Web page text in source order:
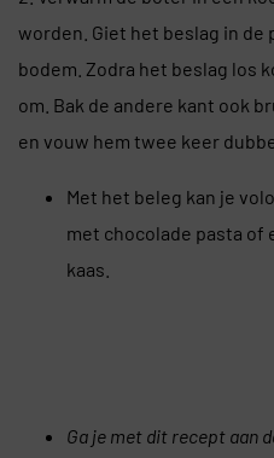
worden. Giet het beslag in de
bodem. Zodra het beslag los
om. Bak de andere kant ook
en vouw hem twee keer
Met het beleg kan je
met chocolade pasta of
kaas.
Ga je met dit recept aan